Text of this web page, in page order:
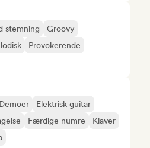
stemning
Groovy
Provokerende
Demoer
Elektrisk guitar
Færdige numre
Klaver